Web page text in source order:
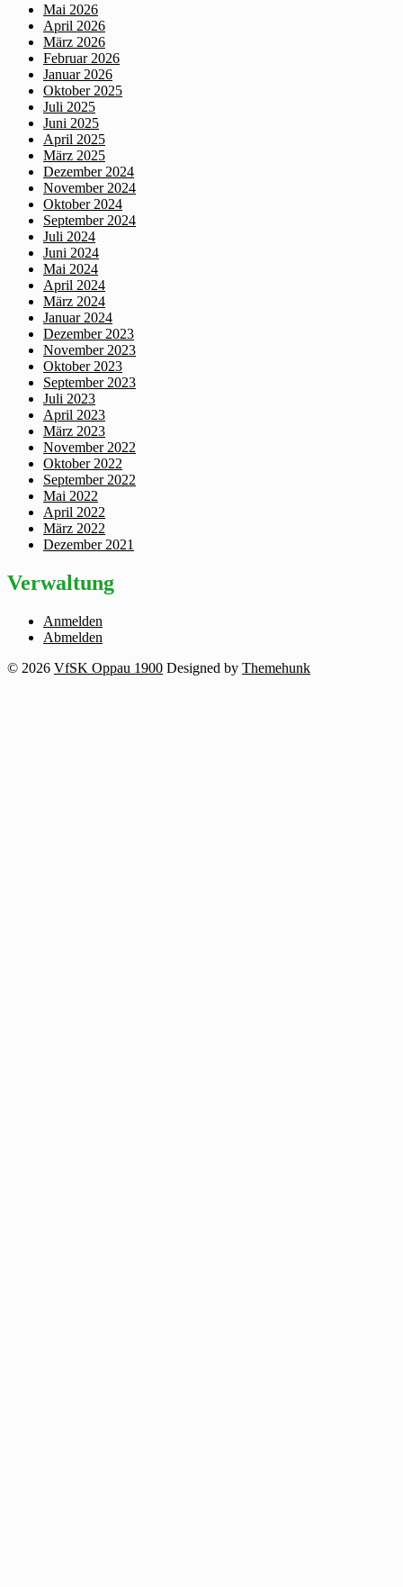
Mai 2026
April 2026
März 2026
Februar 2026
Januar 2026
Oktober 2025
Juli 2025
Juni 2025
April 2025
März 2025
Dezember 2024
November 2024
Oktober 2024
September 2024
Juli 2024
Juni 2024
Mai 2024
April 2024
März 2024
Januar 2024
Dezember 2023
November 2023
Oktober 2023
September 2023
Juli 2023
April 2023
März 2023
November 2022
Oktober 2022
September 2022
Mai 2022
April 2022
März 2022
Dezember 2021
Verwaltung
Anmelden
Abmelden
© 2026 VfSK Oppau 1900 Designed by Themehunk